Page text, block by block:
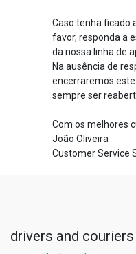
Caso tenha ficado
favor, responda a
da nossa linha de
Na ausência de
encerraremos
sempre ser
Com os melhores
João Oliveira
Customer Service
drivers and couriers